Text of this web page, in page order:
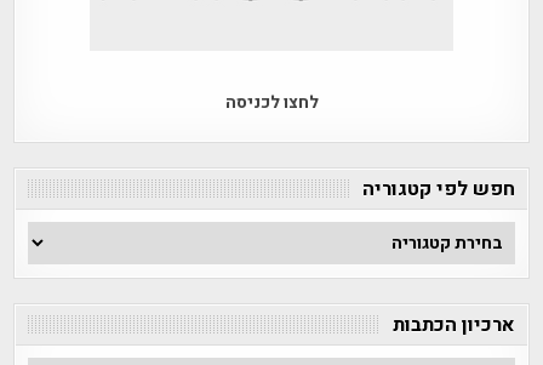
לחצו לכניסה
חפש לפי קטגוריה
חפש
לפי
ארכיון הכתבות